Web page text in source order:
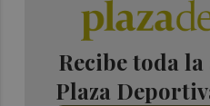
Recibe toda
Plaza